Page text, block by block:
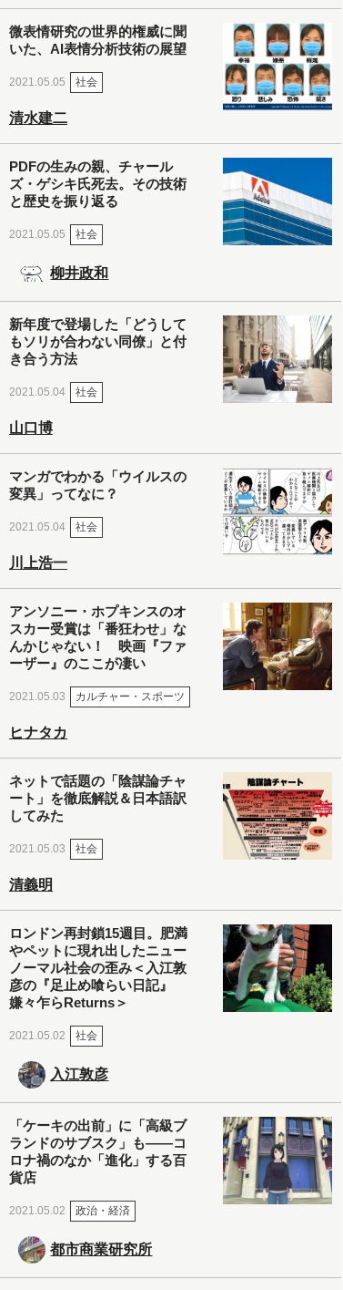
微表情研究の世界的権威に聞
いた、AI表情分析技術の展望
2021.05.05 社会
清水建二
PDFの生みの親、チャール
ズ・ゲシキ氏死去。その技術
と歴史を振り返る
2021.05.05 社会
柳井政和
新年度で登場した「どうして
もソリが合わない同僚」と付
き合う方法
2021.05.04 社会
山口博
マンガでわかる「ウイルスの
変異」ってなに？
2021.05.04 社会
川上浩一
アンソニー・ホプキンスのオ
スカー受賞は「番狂わせ」な
んかじゃない！ 映画『ファ
ーザー』のここが凄い
2021.05.03 カルチャー・スポーツ
ヒナタカ
ネットで話題の「陰謀論チャ
ート」を徹底解説＆日本語訳
してみた
2021.05.03 社会
清義明
ロンドン再封鎖15週目。肥満
やペットに現れ出したニュー
ノーマル社会の歪み＜入江敦
彦の『足止め喰らい日記』
嫌々乍らReturns＞
2021.05.02 社会
入江敦彦
「ケーキの出前」に「高級ブ
ランドのサブスク」も――コ
ロナ禍のなか「進化」する百
貨店
2021.05.02 政治・経済
都市商業研究所